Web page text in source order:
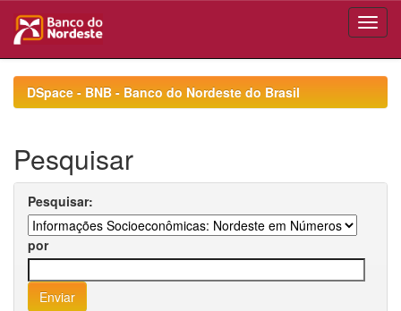
navigationDSpace - BNB - Banco do Nordeste do Brasil
Pesquisar
Pesquisar:
por